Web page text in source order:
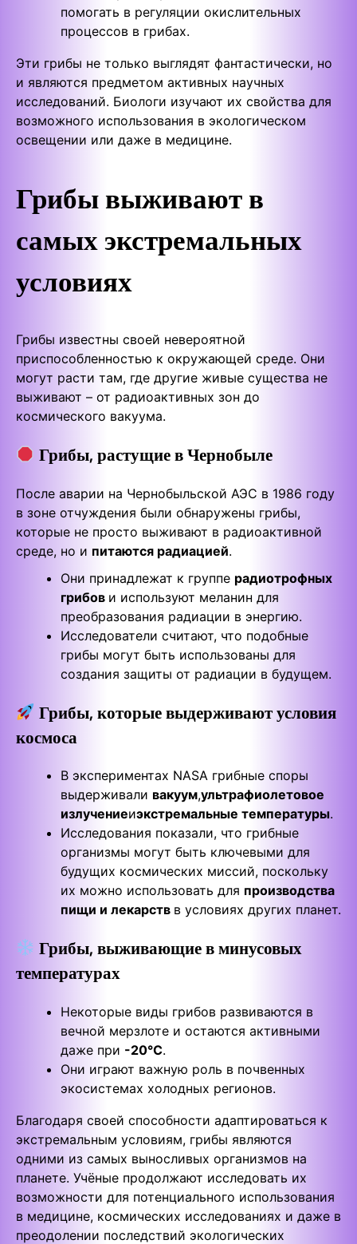
помогать в регуляции окислительных
процессов в грибах.
Эти грибы не только выглядят фантастически, но
и являются предметом активных научных
исследований. Биологи изучают их свойства для
возможного использования в экологическом
освещении или даже в медицине.
Грибы выживают в
самых экстремальных
условиях
Грибы известны своей невероятной
приспособленностью к окружающей среде. Они
могут расти там, где другие живые существа не
выживают – от радиоактивных зон до
космического вакуума.
Грибы, растущие в Чернобыле
После аварии на Чернобыльской АЭС в 1986 году
в зоне отчуждения были обнаружены грибы,
которые не просто выживают в радиоактивной
среде, но и питаются радиацией.
Они принадлежат к группе радиотрофных
грибов и используют меланин для
преобразования радиации в энергию.
Исследователи считают, что подобные
грибы могут быть использованы для
создания защиты от радиации в будущем.
Грибы, которые выдерживают условия
космоса
В экспериментах NASA грибные споры
выдерживали вакуум,ультрафиолетовое
излучениеиэкстремальные температуры.
Исследования показали, что грибные
организмы могут быть ключевыми для
будущих космических миссий, поскольку
их можно использовать для производства
пищи и лекарств в условиях других планет.
Грибы, выживающие в минусовых
температурах
Некоторые виды грибов развиваются в
вечной мерзлоте и остаются активными
даже при -20°C.
Они играют важную роль в почвенных
экосистемах холодных регионов.
Благодаря своей способности адаптироваться к
экстремальным условиям, грибы являются
одними из самых выносливых организмов на
планете. Учёные продолжают исследовать их
возможности для потенциального использования
в медицине, космических исследованиях и даже в
преодолении последствий экологических